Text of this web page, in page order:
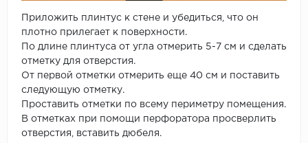
Приложить плинтус к стене и убедиться, что он
плотно прилегает к поверхности.
По длине плинтуса от угла отмерить 5-7 см и сделать
отметку для отверстия.
От первой отметки отмерить еще 40 см и поставить
следующую отметку.
Проставить отметки по всему периметру помещения.
В отметках при помощи перфоратора просверлить
отверстия, вставить дюбеля.